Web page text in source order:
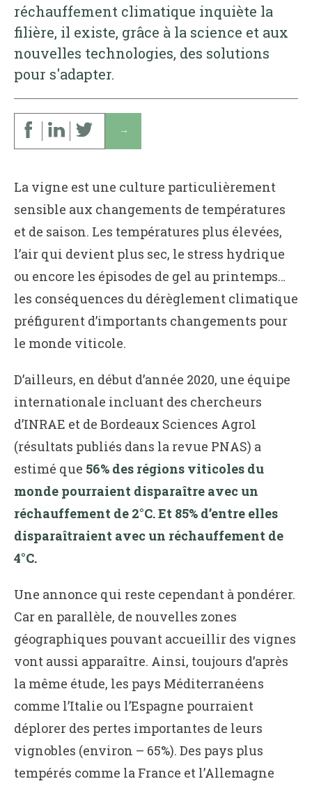
réchauffement climatique inquiète la
filière, il existe, grâce à la science et aux
nouvelles technologies, des solutions
pour s'adapter.
↓
La vigne est une culture particulièrement
sensible aux changements de températures
et de saison. Les températures plus élevées,
l’air qui devient plus sec, le stress hydrique
ou encore les épisodes de gel au printemps…
les conséquences du dérèglement climatique
préfigurent d’importants changements pour
le monde viticole.
D’ailleurs, en début d’année 2020, une équipe
internationale incluant des chercheurs
d’INRAE et de Bordeaux Sciences Agro1
(résultats publiés dans la revue PNAS) a
estimé que 56% des régions viticoles du
monde pourraient disparaître avec un
réchauffement de 2°C. Et 85% d’entre elles
disparaîtraient avec un réchauffement de
4°C.
Une annonce qui reste cependant à pondérer.
Car en parallèle, de nouvelles zones
géographiques pouvant accueillir des vignes
vont aussi apparaître. Ainsi, toujours d’après
la même étude, les pays Méditerranéens
comme l’Italie ou l’Espagne pourraient
déplorer des pertes importantes de leurs
vignobles (environ – 65%). Des pays plus
tempérés comme la France et l’Allemagne